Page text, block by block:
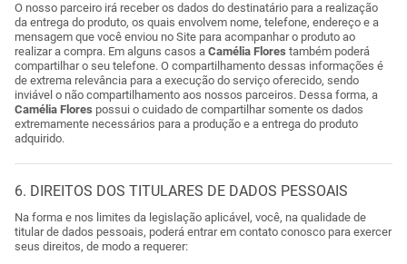
O nosso parceiro irá receber os dados do destinatário para a realização
da entrega do produto, os quais envolvem nome, telefone, endereço e a
mensagem que você enviou no Site para acompanhar o produto ao
realizar a compra. Em alguns casos a Camélia Flores também poderá
compartilhar o seu telefone. O compartilhamento dessas informações é
de extrema relevância para a execução do serviço oferecido, sendo
inviável o não compartilhamento aos nossos parceiros. Dessa forma, a
Camélia Flores possui o cuidado de compartilhar somente os dados
extremamente necessários para a produção e a entrega do produto
adquirido.
6. DIREITOS DOS TITULARES DE DADOS PESSOAIS
Na forma e nos limites da legislação aplicável, você, na qualidade de
titular de dados pessoais, poderá entrar em contato conosco para exercer
seus direitos, de modo a requerer: